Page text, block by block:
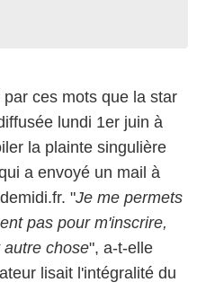
par ces mots que la star
lundi 1er juin à
la plainte singulière
a envoyé un mail à
"Je me permets
pas pour m'inscrire,
chose", a-t-elle
lisait l'intégralité du